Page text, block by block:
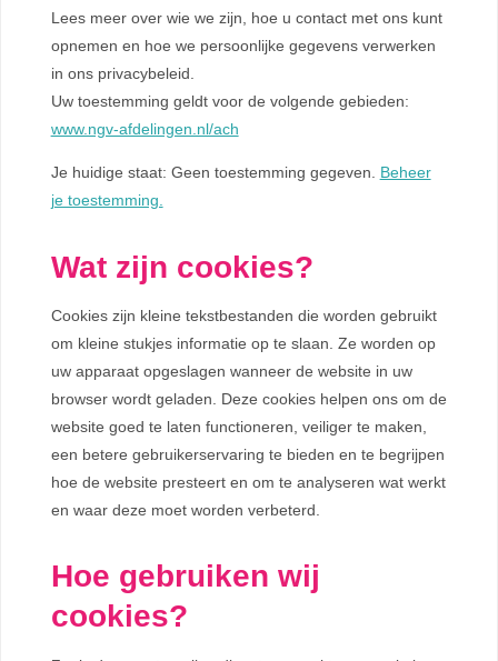
Lees meer over wie we zijn, hoe u contact met ons kunt
opnemen en hoe we persoonlijke gegevens verwerken
in ons privacybeleid.
Uw toestemming geldt voor de volgende gebieden:
www.ngv-afdelingen.nl/ach
Je huidige staat: Geen toestemming gegeven. Beheer
je toestemming.
Wat zijn cookies?
Cookies zijn kleine tekstbestanden die worden gebruikt
om kleine stukjes informatie op te slaan. Ze worden op
uw apparaat opgeslagen wanneer de website in uw
browser wordt geladen. Deze cookies helpen ons om de
website goed te laten functioneren, veiliger te maken,
een betere gebruikerservaring te bieden en te begrijpen
hoe de website presteert en om te analyseren wat werkt
en waar deze moet worden verbeterd.
Hoe gebruiken wij
cookies?